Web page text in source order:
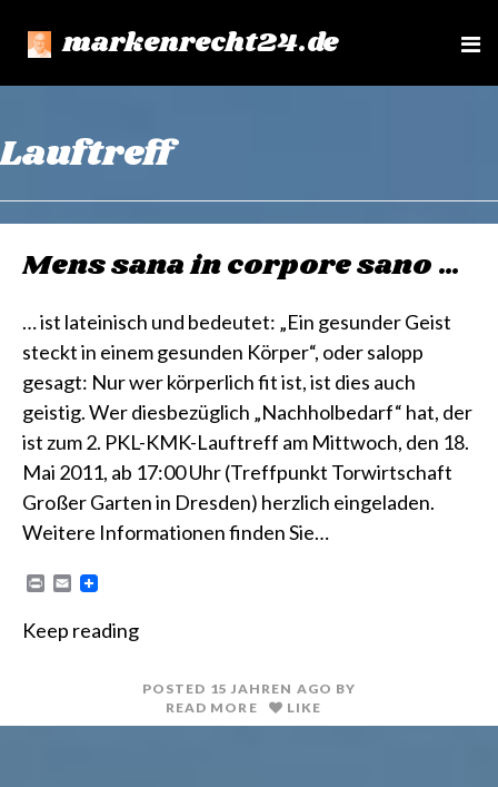
markenrecht24.de
e
Lauftreff
Mens sana in corpore sano …
… ist lateinisch und bedeutet: „Ein gesunder Geist
steckt in einem gesunden Körper“, oder salopp
gesagt: Nur wer körperlich fit ist, ist dies auch
geistig. Wer diesbezüglich „Nachholbedarf“ hat, der
ist zum 2. PKL-KMK-Lauftreff am Mittwoch, den 18.
Mai 2011, ab 17:00 Uhr (Treffpunkt Torwirtschaft
Großer Garten in Dresden) herzlich eingeladen.
Weitere Informationen finden Sie…
n
E
i
Keep reading
POSTED 15 JAHREN AGO BY
READ MORE
LIKE